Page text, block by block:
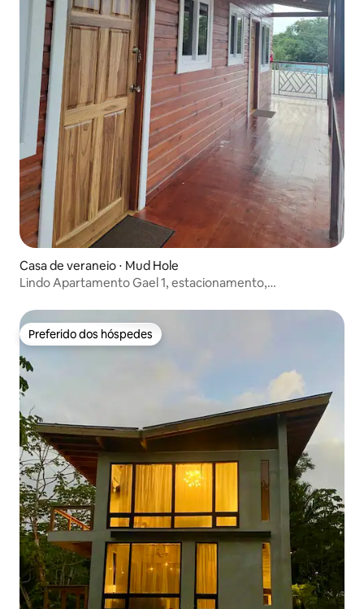
Casa de veraneio ⋅ Mud Hole
Lindo Apartamento Gael 1, estacionamento,
Preferido dos hóspedes
Preferido dos hóspedes